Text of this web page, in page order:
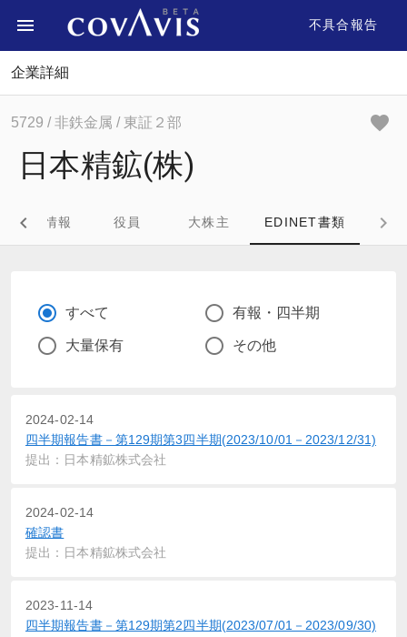
不具合報告
企業詳細
5729 / 非鉄金属 / 東証２部
日本精鉱(株)
企業情報 役員 大株主 EDINET書類
すべて 有報・四半期
大量保有 その他
2024-02-14
四半期報告書－第129期第3四半期(2023/10/01－2023/12/31)
提出：日本精鉱株式会社
2024-02-14
確認書
提出：日本精鉱株式会社
2023-11-14
四半期報告書－第129期第2四半期(2023/07/01－2023/09/30)